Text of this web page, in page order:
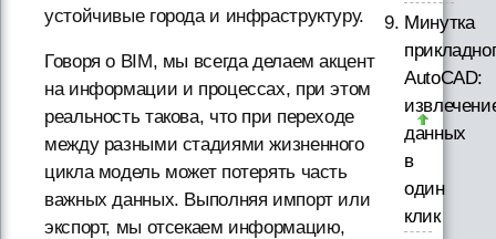
устойчивые города и инфраструктуру.
Говоря о BIM, мы всегда делаем акцент
на информации и процессах, при этом
реальность такова, что при переходе
между разными стадиями жизненного
цикла модель может потерять часть
важных данных. Выполняя импорт или
экспорт, мы отсекаем информацию,
Минутка
AutoCAD:
данных
в
один
клик